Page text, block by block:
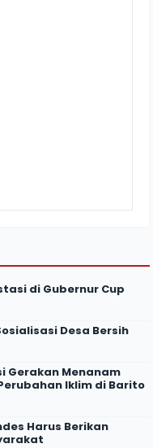
di Gubernur Cup
Desa Bersih
Gerakan Menanam
Iklim di Barito
Harus Berikan